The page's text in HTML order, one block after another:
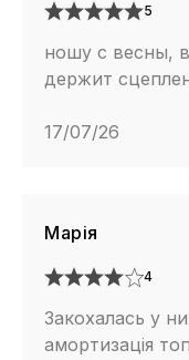
5
ношу с весны,
держит
17/07/26
Марія
4
Закохалась у
амортизація